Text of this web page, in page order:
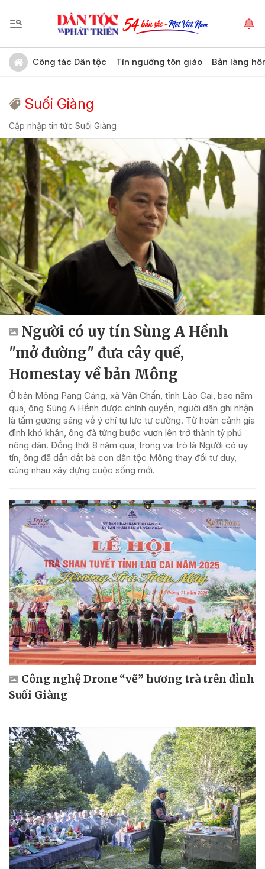
Công tác Dân tộc Tín ngưỡng tôn giáo Bản làng
Suối Giàng
Cập nhập tin tức Suối Giàng
Người có uy tín Sùng A Hềnh
"mở đường" đưa cây quế,
Homestay về bản Mông
Ở bản Mông Pang Cáng, xã Văn Chấn, tỉnh Lào Cai, bao năm
qua, ông Sùng A Hềnh được chính quyền, người dân ghi nhận
là tấm gương sáng về ý chí tự lực tự cường. Từ hoàn cảnh gia
đình khó khăn, ông đã từng bước vươn lên trở thành tỷ phú
nông dân. Đồng thời 8 năm qua, trong vai trò là Người có uy
tín, ông đã dẫn dắt bà con dân tộc Mông thay đổi tư duy,
cùng nhau xây dựng cuộc sống mới.
Công nghệ Drone “vẽ” hương trà trên đỉnh
Suối Giàng